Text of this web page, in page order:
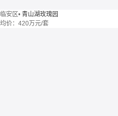
临安区• 青山湖玫瑰园
均价： 420万元/套